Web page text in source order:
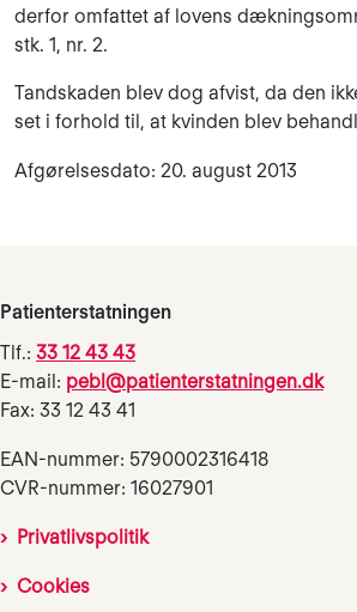
derfor omfattet af lovens
stk. 1, nr. 2.
Tandskaden blev dog afvist, da den
set i forhold til, at kvinden blev
Afgørelsesdato: 20. august 2013
Patienterstatningen
Tlf.: 33 12 43 43
E-mail: pebl@patienterstatningen.dk
Fax: 33 12 43 41
EAN-nummer: 5790002316418
CVR-nummer: 16027901
Privatlivspolitik
Cookies